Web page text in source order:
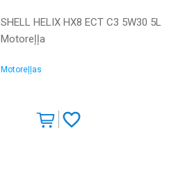
SHELL HELIX HX8 ECT C3 5W30 5L
Motoreļļa
Motoreļļas